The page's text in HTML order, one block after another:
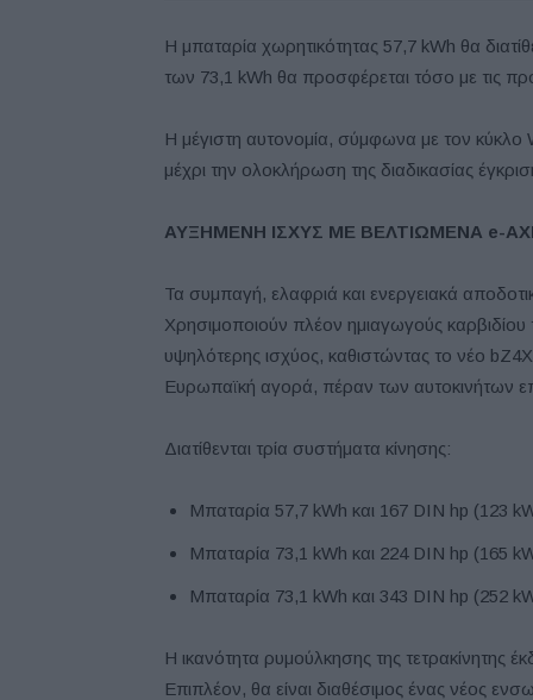
Η μπαταρία χωρητικότητας 57,7 kWh θα
των 73,1 kWh θα προσφέρεται τόσο με τις
Η μέγιστη αυτονομία, σύμφωνα με τον κύκλο
μέχρι την ολοκλήρωση της διαδικασίας
ΑΥΞΗΜΕΝΗ ΙΣΧΥΣ ΜΕ ΒΕΛΤΙΩΜΕΝΑ e-
Τα συμπαγή, ελαφριά και ενεργειακά
Χρησιμοποιούν πλέον ημιαγωγούς
υψηλότερης ισχύος, καθιστώντας το νέο
Ευρωπαϊκή αγορά, πέραν των αυτοκινήτων
Διατίθενται τρία συστήματα κίνησης:
Μπαταρία 57,7 kWh και 167 DIN hp (123
Μπαταρία 73,1 kWh και 224 DIN hp (165
Μπαταρία 73,1 kWh και 343 DIN hp (252
Η ικανότητα ρυμούλκησης της τετρακίνητης
Επιπλέον, θα είναι διαθέσιμος ένας νέος